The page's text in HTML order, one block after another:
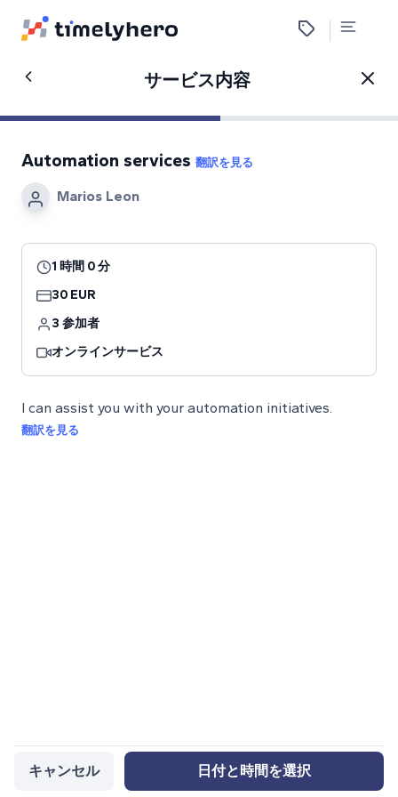
サービス内容
Automation services 翻訳を見る
Marios Leon
1 時間 0 分
30 EUR
3 参加者
オンラインサービス
I can assist you with your automation initiatives.
翻訳を見る
キャンセル 日付と時間を選択